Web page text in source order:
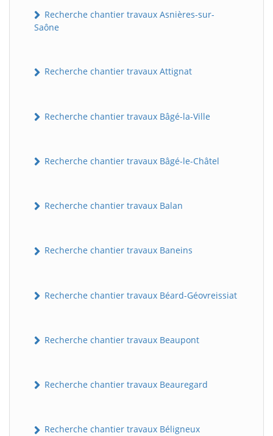
Recherche chantier travaux Asnières-sur-
Saône
Recherche chantier travaux Attignat
Recherche chantier travaux Bâgé-la-Ville
Recherche chantier travaux Bâgé-le-Châtel
Recherche chantier travaux Balan
Recherche chantier travaux Baneins
Recherche chantier travaux Béard-Géovreissiat
Recherche chantier travaux Beaupont
Recherche chantier travaux Beauregard
Recherche chantier travaux Béligneux